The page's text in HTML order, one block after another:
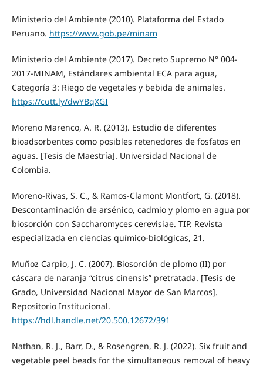
Ministerio del Ambiente (2010). Plataforma del Estado
Peruano. https://www.gob.pe/minam
Ministerio del Ambiente (2017). Decreto Supremo N° 004-
2017-MINAM, Estándares ambiental ECA para agua,
Categoría 3: Riego de vegetales y bebida de animales.
https://cutt.ly/dwYBqXGI
Moreno Marenco, A. R. (2013). Estudio de diferentes
bioadsorbentes como posibles retenedores de fosfatos en
aguas. [Tesis de Maestría]. Universidad Nacional de
Colombia.
Moreno-Rivas, S. C., & Ramos-Clamont Montfort, G. (2018).
Descontaminación de arsénico, cadmio y plomo en agua por
biosorción con Saccharomyces cerevisiae. TIP. Revista
especializada en ciencias químico-biológicas, 21.
Muñoz Carpio, J. C. (2007). Biosorción de plomo (II) por
cáscara de naranja “citrus cinensis” pretratada. [Tesis de
Grado, Universidad Nacional Mayor de San Marcos].
Repositorio Institucional.
https://hdl.handle.net/20.500.12672/391
Nathan, R. J., Barr, D., & Rosengren, R. J. (2022). Six fruit and
vegetable peel beads for the simultaneous removal of heavy